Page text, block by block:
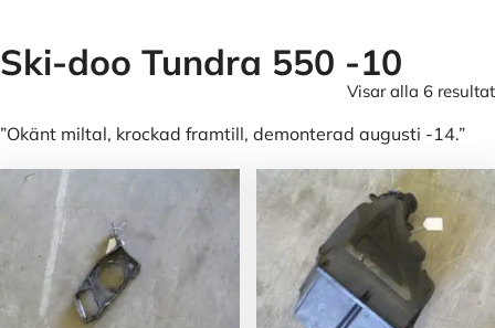
Ski-doo Tundra 550 -10
Visar alla 6 resultat
”Okänt miltal, krockad framtill, demonterad augusti -14.”